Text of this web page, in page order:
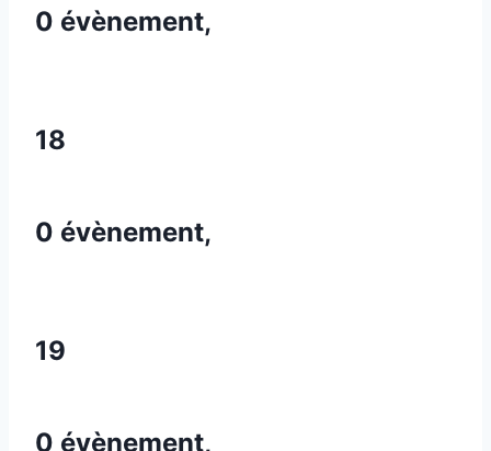
0 évènement,
18
0 évènement,
19
0 évènement,